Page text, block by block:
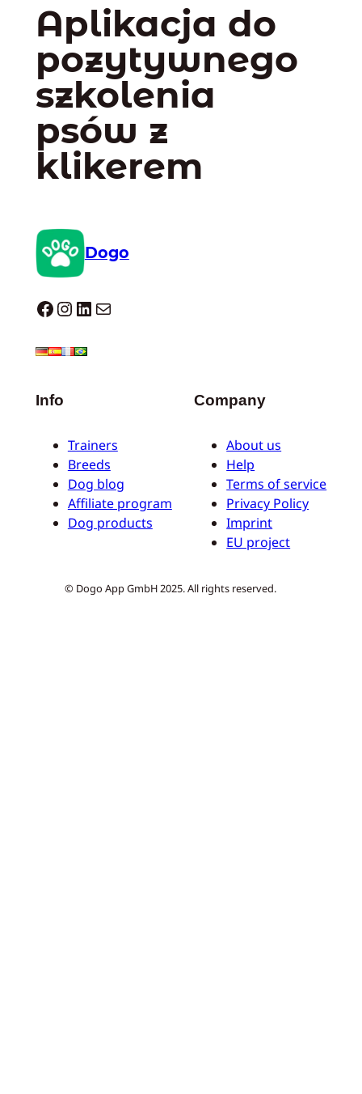
Aplikacja do
pozytywnego
szkolenia
psów z
klikerem
Dogo
Dogo facebook InstagramLinkedIn Mail
Info
Trainers
Breeds
Dog blog
Affiliate program
Dog products
Company
About us
Help
Terms of service
Privacy Policy
Imprint
EU project
© Dogo App GmbH 2025. All rights reserved.